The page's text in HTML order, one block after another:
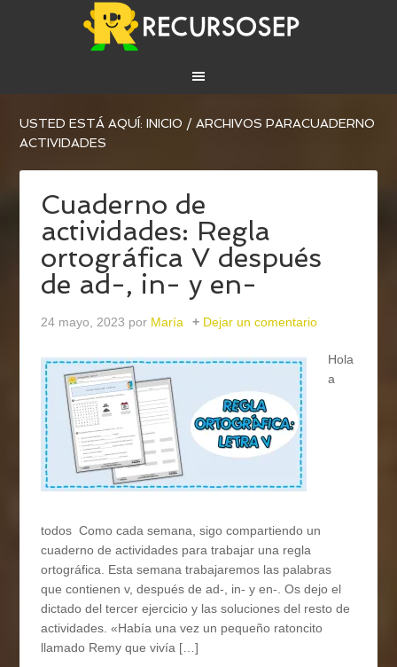
USTED ESTÁ AQUÍ:INICIO / ARCHIVOS PARACUADERNO
ACTIVIDADES
Cuaderno de
actividades: Regla
ortográfica V después
de ad-, in- y en-
24 mayo, 2023 por María Dejar un comentario
Hola
a
todos Como cada semana, sigo compartiendo un
cuaderno de actividades para trabajar una regla
ortográfica. Esta semana trabajaremos las palabras
que contienen v, después de ad-, in- y en-. Os dejo el
dictado del tercer ejercicio y las soluciones del resto de
actividades. «Había una vez un pequeño ratoncito
llamado Remy que vivía […]